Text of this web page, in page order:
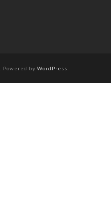
. Powered by WordPress